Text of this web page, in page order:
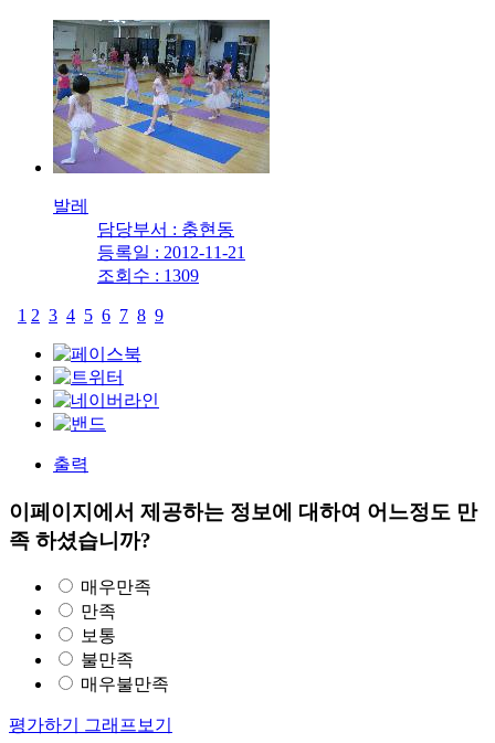
발레
담당부서 : 충현동
등록일 : 2012-11-21
조회수 : 1309
1 2 3 4 5 6 7 8 9
출력
이페이지에서 제공하는 정보에 대하여 어느정도 만
족 하셨습니까?
매우만족
만족
보통
불만족
매우불만족
평가하기 그래프보기